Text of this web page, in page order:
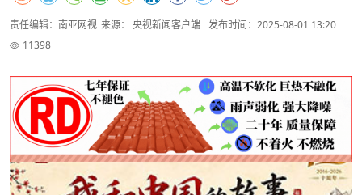
责任编辑：南亚网视 来源： 央视新闻客户端 发布时间：2025-08-01 13:20
11398